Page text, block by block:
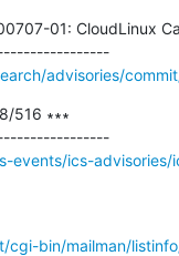
01: CloudLinux
---------------------------------------------
advisories/
516 ∗∗∗
---------------------------------------------
events/ics-
cgi-bin/mailman/